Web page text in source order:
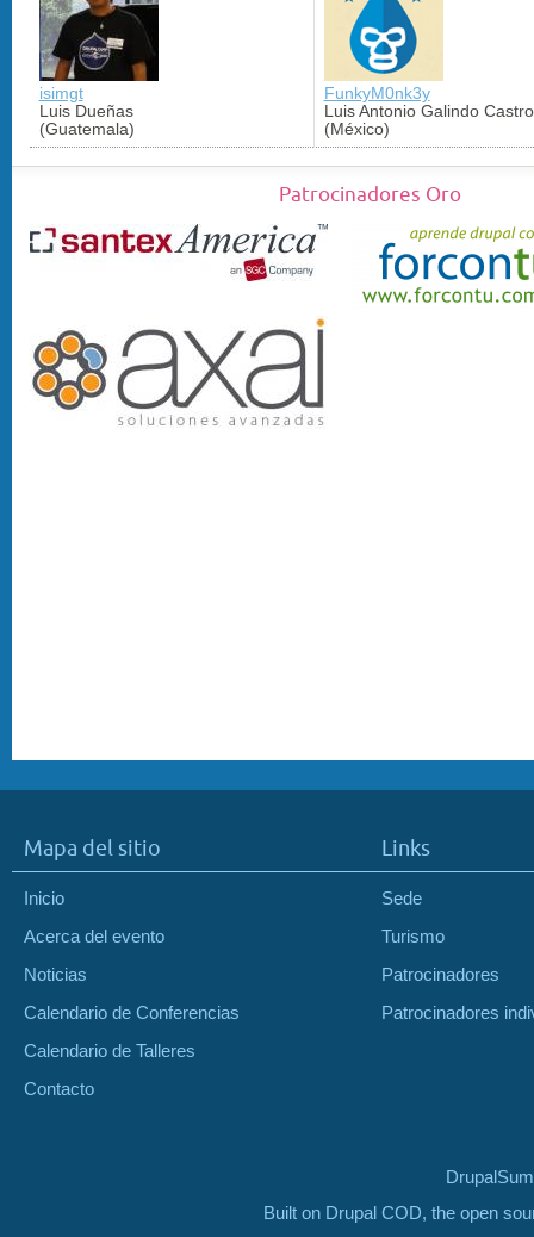
isimgt
Luis Dueñas
(Guatemala)
FunkyM0nk3y
Luis Antonio Galindo Castro
(México)
Patrocinadores Oro
Mapa del sitio
Inicio
Acerca del evento
Noticias
Calendario de Conferencias
Calendario de Talleres
Contacto
Links
Sede
Turismo
Patrocinadores
Patrocinadores
Built on Drupal COD, the open